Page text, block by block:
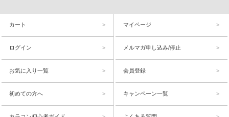
カート マイページ
ログイン メルマガ申し込み/停止
お気に入り一覧 会員登録
初めての方へ キャンペーン一覧